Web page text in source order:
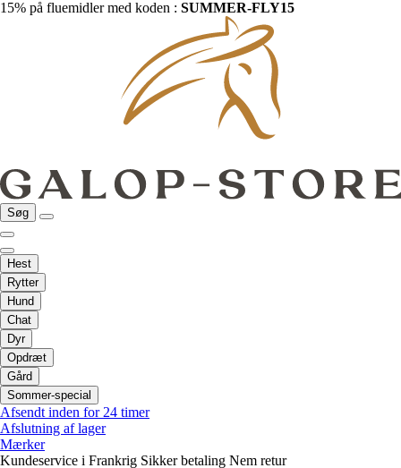
15% på fluemidler med koden : SUMMER-FLY15
Søg
Hest
Rytter
Hund
Chat
Dyr
Opdræt
Gård
Sommer-special
Afsendt inden for 24 timer
Afslutning af lager
Mærker
Kundeservice i Frankrig Sikker betaling Nem retur